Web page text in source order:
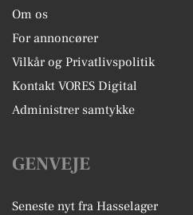
Om os
For annoncører
Vilkår og Privatlivspolitik
Kontakt VORES Digital
Administrer samtykke
GENVEJE
Seneste nyt fra Hasselager